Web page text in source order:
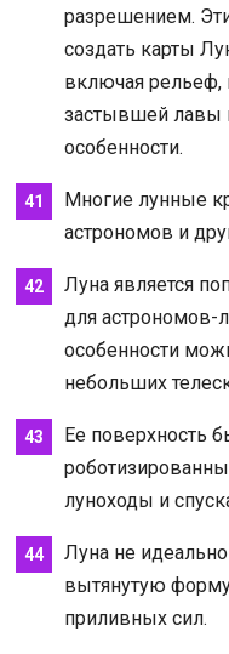
разрешением.
создать карты
включая рельеф,
застывшей лавы
особенности.
Многие лунные
астрономов и
Луна является
для астрономов-
особенности
небольших
Ее поверхность
луноходы и
Луна не
вытянутую
приливных сил.